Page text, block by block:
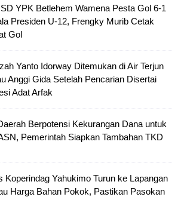
YPK Betlehem Wamena Pesta Gol 6-1
Presiden U-12, Frengky Murib Cetak
Gol
Yanto Idorway Ditemukan di Air Terjun
Anggi Gida Setelah Pencarian Disertai
Adat Arfak
Berpotensi Kekurangan Dana untuk
Pemerintah Siapkan Tambahan TKD
Koperindag Yahukimo Turun ke Lapangan
Harga Bahan Pokok, Pastikan Pasokan